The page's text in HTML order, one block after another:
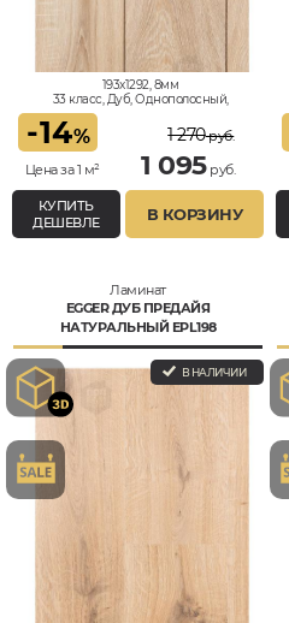
193x1292, 8мм
33 класс, Дуб, Однополосный,
-14%
Цена за 1 м²
1 270руб.
1 095руб.
КУПИТЬ
ДЕШЕВЛЕ
В КОРЗИНУ
Ламинат
EGGER ДУБ ПРЕДАЙЯ
НАТУРАЛЬНЫЙ EPL198
В НАЛИЧИИ